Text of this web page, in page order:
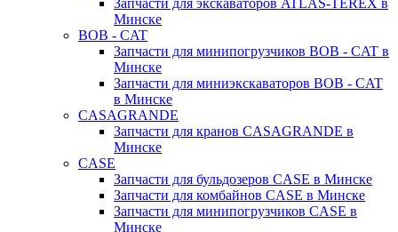
Запчасти для экскаваторов ATLAS-TEREX в
Минске
BOB - CAT
Запчасти для минипогрузчиков BOB - CAT в
Минске
Запчасти для миниэкскаваторов BOB - CAT
в Минске
CASAGRANDE
Запчасти для кранов CASAGRANDE в
Минске
CASE
Запчасти для бульдозеров CASE в Минске
Запчасти для комбайнов CASE в Минске
Запчасти для минипогрузчиков CASE в
Минске